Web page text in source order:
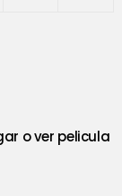
o ver pelicula